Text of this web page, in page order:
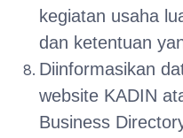
kegiatan usaha
dan ketentuan
Diinformasikan
website KADIN
Business